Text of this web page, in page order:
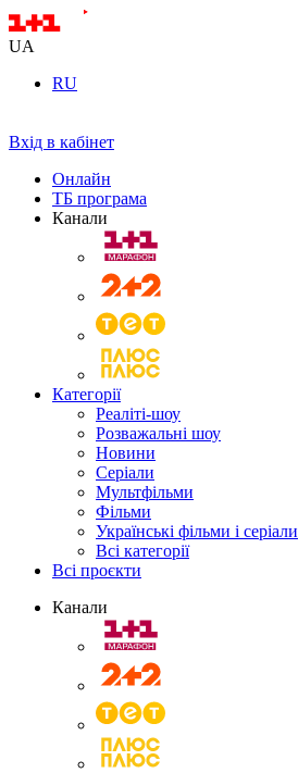
UA
RU
Вхід в кабінет
Онлайн
ТБ програма
Канали
Категорії
Реаліті-шоу
Розважальні шоу
Новини
Серіали
Мультфільми
Фільми
Українські фільми і серіали
Всі категорії
Всі проєкти
Канали